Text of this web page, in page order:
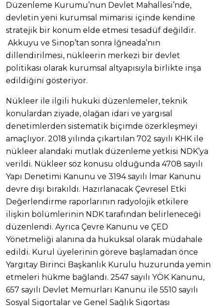
Düzenleme Kurumu’nun Devlet Mahallesi’nde,
devletin yeni kurumsal mimarisi içinde kendine
stratejik bir konum elde etmesi tesadüf değildir.
Akkuyu ve Sinop’tan sonra İğneada’nın
dillendirilmesi, nükleerin merkezi bir devlet
politikası olarak kurumsal altyapısıyla birlikte inşa
edildiğini gösteriyor.
Nükleer ile ilgili hukuki düzenlemeler, teknik
konulardan ziyade, olağan idari ve yargısal
denetimlerden sistematik biçimde özerkleşmeyi
amaçlıyor. 2018 yılında çıkartılan 702 sayılı KHK ile
nükleer alandaki mutlak düzenleme yetkisi NDK’ya
verildi. Nükleer söz konusu olduğunda 4708 sayılı
Yapı Denetimi Kanunu ve 3194 sayılı İmar Kanunu
devre dışı bırakıldı. Hazırlanacak Çevresel Etki
Değerlendirme raporlarının radyolojik etkilere
ilişkin bölümlerinin NDK tarafından belirleneceği
düzenlendi. Ayrıca Çevre Kanunu ve ÇED
Yönetmeliği alanına da hukuksal olarak müdahale
edildi. Kurul üyelerinin göreve başlamadan önce
Yargıtay Birinci Başkanlık Kurulu huzurunda yemin
etmeleri hükme bağlandı. 2547 sayılı YÖK Kanunu,
657 sayılı Devlet Memurları Kanunu ile 5510 sayılı
Sosyal Sigortalar ve Genel Sağlık Sigortası